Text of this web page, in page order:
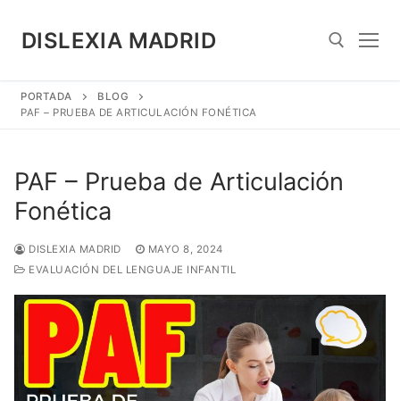
contenido
DISLEXIA MADRID
Search for:
PORTADA
BLOG
PAF – PRUEBA DE ARTICULACIÓN FONÉTICA
PAF – Prueba de Articulación
Fonética
DISLEXIA MADRID
MAYO 8, 2024
EVALUACIÓN DEL LENGUAJE INFANTIL